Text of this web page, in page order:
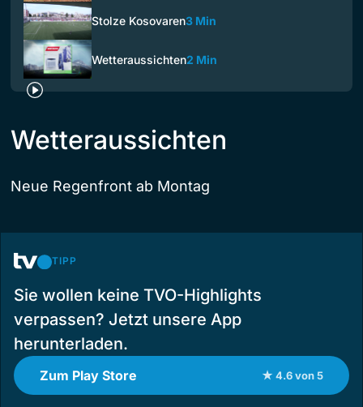
Stolze Kosovaren3 Min
Wetteraussichten2 Min
Wetteraussichten
Neue Regenfront ab Montag
TIPP
Sie wollen keine TVO-Highlights
verpassen? Jetzt unsere App
herunterladen.
Zum Play Store ★ 4.6 von 5